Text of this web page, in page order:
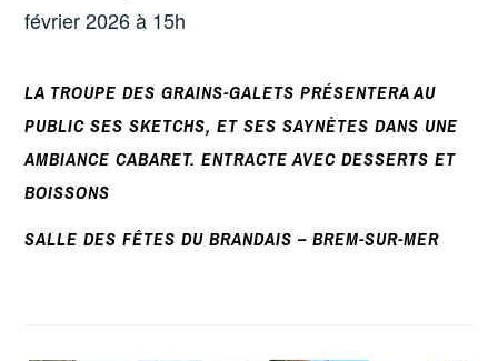
février 2026 à 15h
LA TROUPE DES GRAINS-GALETS PRÉSENTERA AU
PUBLIC SES SKETCHS, ET SES SAYNÈTES DANS UNE
AMBIANCE CABARET. ENTRACTE AVEC DESSERTS ET
BOISSONS
SALLE DES FÊTES DU BRANDAIS – BREM-SUR-MER